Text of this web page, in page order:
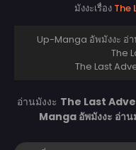
มังงะเรื่อง The
Up-Manga อัพมังงะ อ่
The
The Last
อ่านมังงะ The Last
Manga อัพมังงะ อ่า